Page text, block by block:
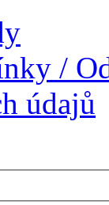
/
údajů